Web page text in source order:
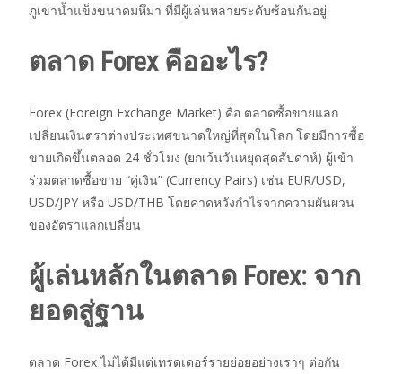
ภูเขาน้ำแข็งขนาดมหึมา ที่มีผู้เล่นหลายระดับซ้อนกันอยู่
ตลาด Forex คืออะไร?
Forex (Foreign Exchange Market) คือ ตลาดซื้อขายแลก
เปลี่ยนเงินตราต่างประเทศขนาดใหญ่ที่สุดในโลก โดยมีการซื้อ
ขายเกิดขึ้นตลอด 24 ชั่วโมง (ยกเว้นวันหยุดสุดสัปดาห์) ผู้เข้า
ร่วมตลาดซื้อขาย “คู่เงิน” (Currency Pairs) เช่น EUR/USD,
USD/JPY หรือ USD/THB โดยคาดหวังกำไรจากความผันผวน
ของอัตราแลกเปลี่ยน
ผู้เล่นหลักในตลาด Forex: จาก
ยอดสู่ฐาน
ตลาด Forex ไม่ได้มีแต่เทรดเดอร์รายย่อยอย่างเราๆ ต่อกัน